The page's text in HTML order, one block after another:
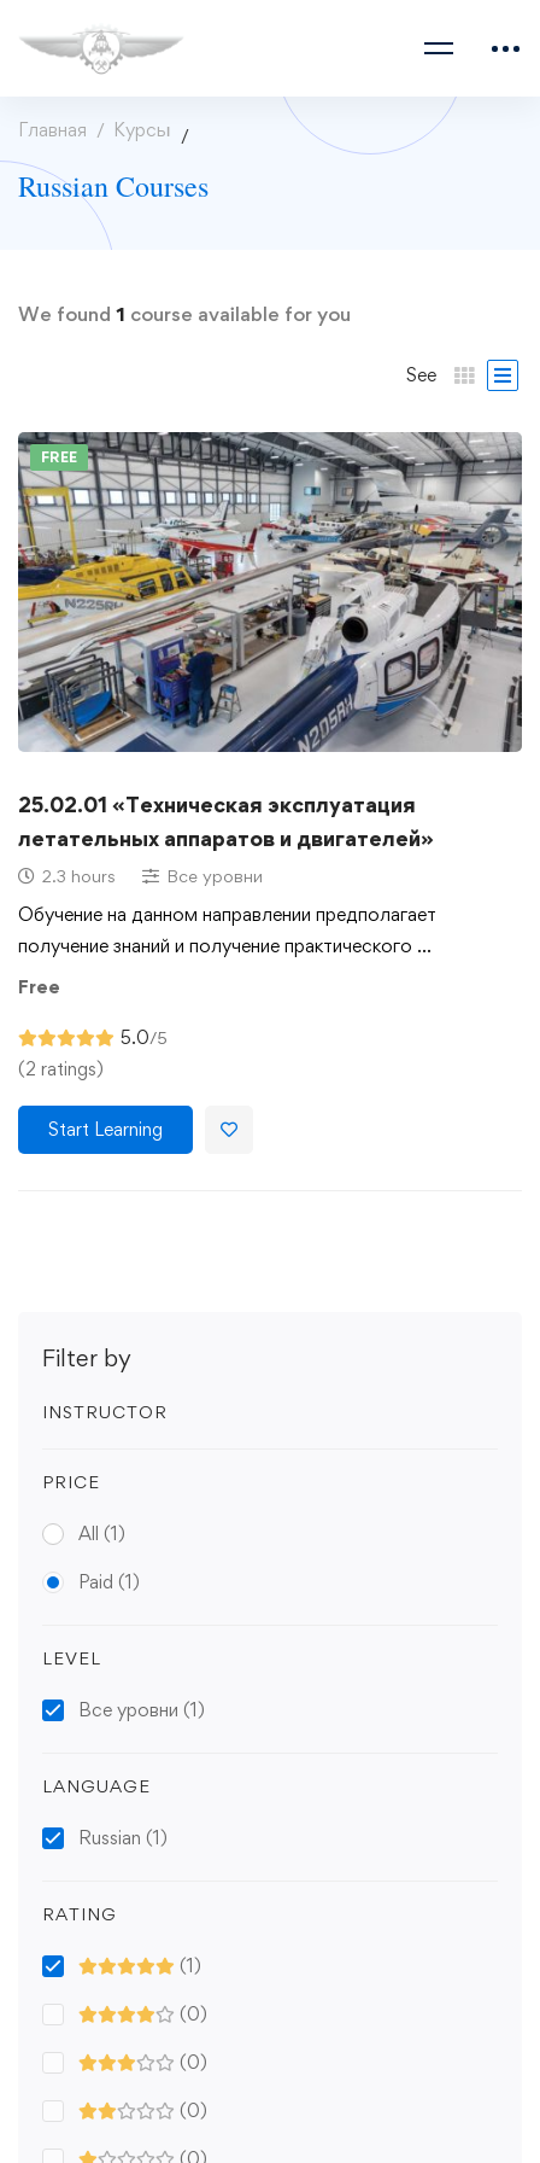
Главная Курсы
Russian Courses
Filter by
INSTRUCTOR
PRICE
All (1)
Paid (1)
LEVEL
Все уровни (1)
LANGUAGE
Russian (1)
RATING
(1)
(0)
(0)
(0)
We found 1 course available for you
See
FREE
25.02.01 «Техническая эксплуатация
летательных аппаратов и двигателей»
2.3 hours Все уровни
Обучение на данном направлении предполагает
получение знаний и получение практического …
Free
5.0/5
(2 ratings)
Start Learning